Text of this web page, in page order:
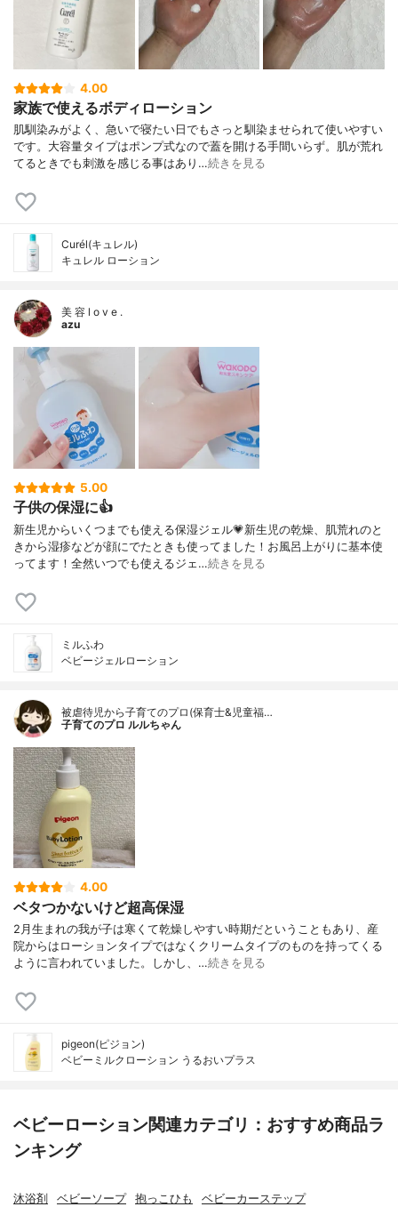
4.00
家族で使えるボディローション
肌馴染みがよく、急いで寝たい日でもさっと馴染ませられて使いやすい
です。大容量タイプはポンプ式なので蓋を開ける手間いらず。肌が荒れ
てるときでも刺激を感じる事はあり…続きを見る
Curél(キュレル)
キュレル ローション
美 容 l o v e .
azu
5.00
子供の保湿に👍
新生児からいくつまでも使える保湿ジェル💗新生児の乾燥、肌荒れのと
きから湿疹などが顔にでたときも使ってました！お風呂上がりに基本使
ってます！全然いつでも使えるジェ…続きを見る
ミルふわ
ベビージェルローション
被虐待児から子育てのプロ(保育士&児童福…
子育てのプロ ルルちゃん
4.00
ベタつかないけど超高保湿
2月生まれの我が子は寒くて乾燥しやすい時期だということもあり、産
院からはローションタイプではなくクリームタイプのものを持ってくる
ように言われていました。しかし、…続きを見る
pigeon(ピジョン)
ベビーミルクローション うるおいプラス
ベビーローション関連カテゴリ：おすすめ商品ラ
ンキング
沐浴剤 ベビーソープ 抱っこひも ベビーカーステップ